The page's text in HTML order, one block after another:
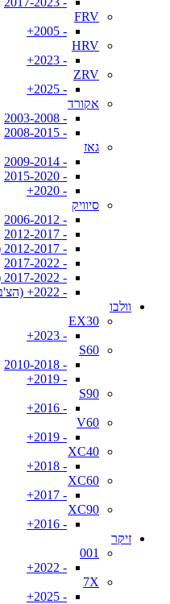
FRV
- 2005+
HRV
- 2023+
ZRV
- 2025+
אקורד
- 2003-2008
- 2008-2015
גאז
- 2009-2014
- 2015-2020
- 2020+
סיוויק
- 2006-2012
- 2012-2017
- 2012-2017 (הצ'בק)
- 2017-2022
- 2017-2022 (הצ'בק)
- 2022+ (הצ'בק)
וולבו
EX30
- 2023+
S60
- 2010-2018
- 2019+
S90
- 2016+
V60
- 2019+
XC40
- 2018+
XC60
- 2017+
XC90
- 2016+
זיקר
001
- 2022+
7X
- 2025+